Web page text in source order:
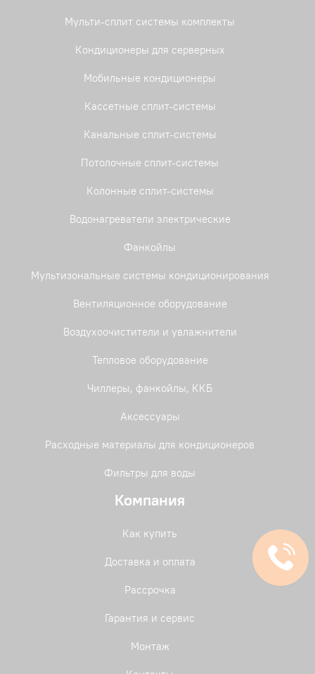
Мульти-сплит системы комплекты
Кондиционеры для серверных
Мобильные кондиционеры
Кассетные сплит-системы
Канальные сплит-системы
Потолочные сплит-системы
Колонные сплит-системы
Водонагреватели электрические
Фанкойлы
Мультизональные системы кондиционирования
Вентиляционное оборудование
Воздухоочистители и увлажнители
Тепловое оборудование
Чиллеры, фанкойлы, ККБ
Аксессуары
Расходные материалы для кондиционеров
Фильтры для воды
Компания
Как купить
Доставка и оплата
Рассрочка
Гарантия и сервис
Монтаж